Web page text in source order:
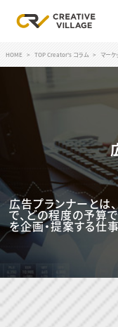
ログイン
RECRUIT
クリエイター求人を
CREATIVE JOB求
特集求人
採用説明会
転職支援サービス
CONTENTS
スキルアップしたい！
スキルアップしたい
デザイン
TOP Creator’s コラ
HOME TOP Creator's コラム マーケ
広告プランナーとは
で、どの程度の予算
を企画・提案する仕